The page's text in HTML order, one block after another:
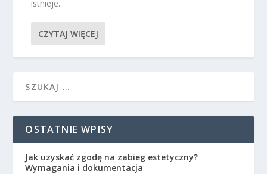
istnieje...
CZYTAJ WIĘCEJ
OSTATNIE WPISY
Jak uzyskać zgodę na zabieg estetyczny?
Wymagania i dokumentacja